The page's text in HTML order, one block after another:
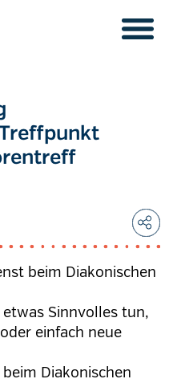
beim Diakonischen
Sinnvolles tun,
einfach neue
beim Diakonischen